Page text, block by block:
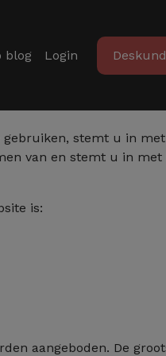
blog Login
stemt u in
van en stemt u in met
is:
aangeboden. De